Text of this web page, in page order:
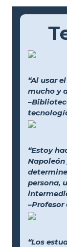
“Al usar
mucho y
“Estoy
persona,
“Los